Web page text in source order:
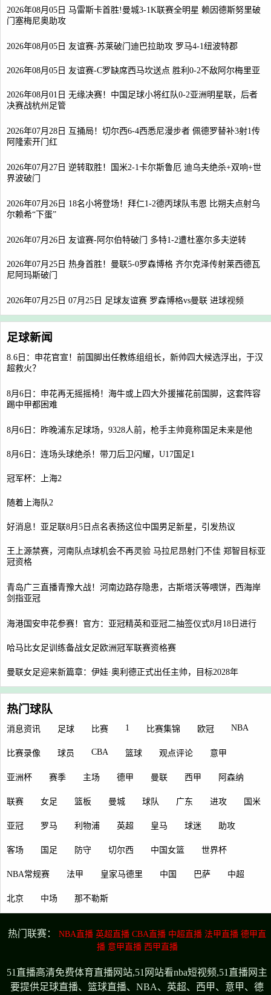
2026年08月05日 马雷斯卡首胜!曼城3-1K联赛全明星 赖因德斯努里破
门塞梅尼奥助攻
2026年08月05日 友谊赛-苏莱破门迪巴拉助攻 罗马4-1纽波特郡
2026年08月05日 友谊赛-C罗缺席西马坎送点 胜利0-2不敌阿尔梅里亚
2026年08月01日 无缘决赛！中国足球小将红队0-2亚洲明星联，后者
决赛战杭州足管
2026年07月28日 互捅局！切尔西6-4西悉尼漫步者 佩德罗替补3射1传
阿隆索开门红
2026年07月27日 逆转取胜！国米2-1卡尔斯鲁厄 迪乌夫绝杀+双响+世
界波破门
2026年07月26日 18名小将登场！拜仁1-2德丙球队韦恩 比朔夫点射乌
尔赖希“下蛋”
2026年07月26日 友谊赛-阿尔伯特破门 多特1-2遭杜塞尔多夫逆转
2026年07月25日 热身首胜！曼联5-0罗森博格 齐尔克泽传射莱西德瓦
尼阿玛斯破门
2026年07月25日 07月25日 足球友谊赛 罗森博格vs曼联 进球视频
足球新闻
8.6日：申花官宣！前国脚出任教练组组长，新帅四大候选浮出，于汉
超救火？
8月6日：申花再无摇摇椅！海牛或上四大外援摧花前国脚，这套阵容
踢中甲都困难
8月6日：昨晚浦东足球场，9328人前，枪手主帅竟称国足未来是他
8月6日：连场头球绝杀！带刀后卫闪耀，U17国足1
冠军杯：上海2
随着上海队2
好消息！亚足联8月5日点名表扬这位中国男足新星，引发热议
王上源禁赛，河南队点球机会不再灵验 马拉尼昂射门不佳 郑智目标亚
冠资格
青岛广三直播青豫大战！河南边路存隐患，古斯塔沃等喂饼，西海岸
剑指亚冠
海港国安申花参赛！官方：亚冠精英和亚冠二抽签仪式8月18日进行
哈马比女足训练备战女足欧洲冠军联赛资格赛
曼联女足迎来新篇章：伊娃·奥利德正式出任主帅，目标2028年
热门球队
消息资讯 足球 比赛 1 比赛集锦 欧冠 NBA
比赛录像 球员 CBA 篮球 观点评论 意甲
亚洲杯 赛季 主场 德甲 曼联 西甲 阿森纳
联赛 女足 篮板 曼城 球队 广东 进攻 国米
亚冠 罗马 利物浦 英超 皇马 球迷 助攻
客场 国足 防守 切尔西 中国女篮 世界杯
NBA常规赛 法甲 皇家马德里 中国 巴萨 中超
北京 中场 那不勒斯
热门联赛： NBA直播 英超直播 CBA直播 中超直播 法甲直播 德甲直
播 意甲直播 西甲直播
51直播高清免费体育直播网站,51网站看nba短视频,51直播网主
要提供足球直播、篮球直播、NBA、英超、西甲、意甲、德